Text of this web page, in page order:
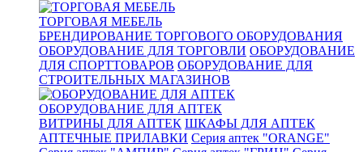
ТОРГОВАЯ МЕБЕЛЬ
БРЕНДИРОВАНИЕ ТОРГОВОГО ОБОРУДОВАНИЯ
ОБОРУДОВАНИЕ ДЛЯ ТОРГОВЛИ ОБОРУДОВАНИЕ
ДЛЯ СПОРТТОВАРОВ ОБОРУДОВАНИЕ ДЛЯ
СТРОИТЕЛЬНЫХ МАГАЗИНОВ
ОБОРУДОВАНИЕ ДЛЯ АПТЕК
ВИТРИНЫ ДЛЯ АПТЕК ШКАФЫ ДЛЯ АПТЕК
АПТЕЧНЫЕ ПРИЛАВКИ Серия аптек "ORANGE"